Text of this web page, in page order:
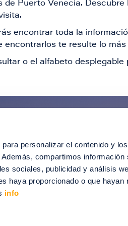
personalizar el contenido y
compartimos información
sociales, publicidad y análisis
haya proporcionado o que hayan
info
Puerto Venecia.
encontrar toda la
te resulte lo más
o el alfabeto desplegable
de todas nuestras
especiales,
SUSCRÍBETE